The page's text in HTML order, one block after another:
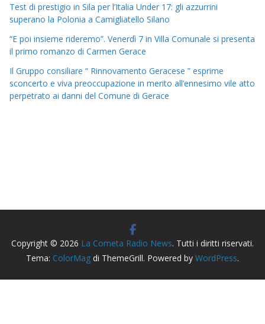
Test di prestigio in Sila per l’Italia Under 17: gli azzurrini
superano la Polonia a Camigliatello Silano
“E poi insieme rideremo”. Venerdì 7 in Villa Comunale si presenta
il primo romanzo di Carmen Gerace
Il Gruppo consiliare “ Rinnovamento Geracese ” esprime
sconcerto e viva preoccupazione in merito all’ennesimo vile atto
perpetrato ai danni del Comune di Gerace
Copyright © 2026 La Cometa Radio News. Tutti i diritti riservati.
Tema: ColorMag di ThemeGrill. Powered by WordPress.